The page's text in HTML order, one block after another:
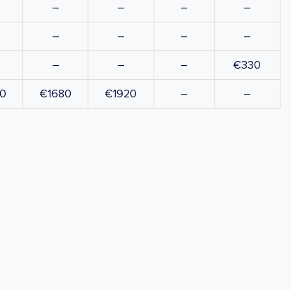
– – – –
– – – –
– – – €330
€1680 €1920 – –